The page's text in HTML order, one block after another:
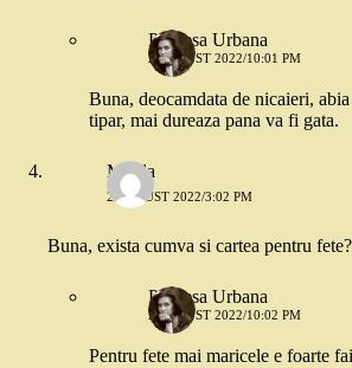
Printesa Urbana
2 AUGUST 2022/10:01 PM
Buna, deocamdata de nicaieri,
tipar, mai dureaza pana va fi gata.
Mirela
2 AUGUST 2022/3:02 PM
Buna, exista cumva si cartea pentru
Printesa Urbana
2 AUGUST 2022/10:02 PM
Pentru fete mai maricele e foarte